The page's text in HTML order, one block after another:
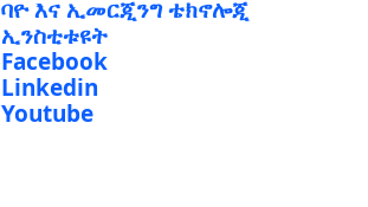
ባዮ እና ኢመርጂንግ ቴክኖሎጂ
ኢንስቲቱዩት
Facebook
Linkedin
Youtube